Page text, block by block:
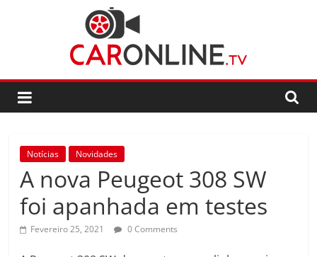
CarOnline.TV
CarOnline.TV
Ensaios
Automóvel
em
Português
Notícias Novidades
A nova Peugeot 308 SW
foi apanhada em testes
Fevereiro 25, 2021 0 Comments